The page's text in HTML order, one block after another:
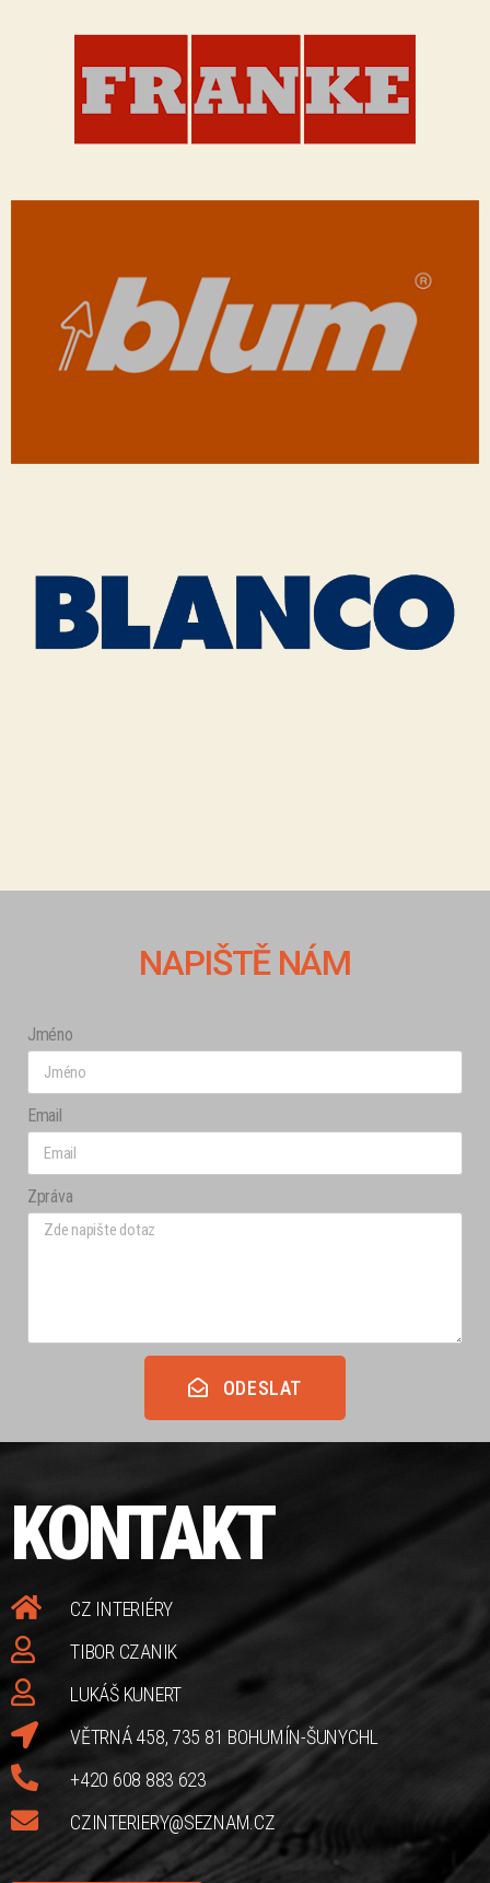
NAPIŠTĚ NÁM
Jméno
Email
Zpráva
ODESLAT
KONTAKT
CZ INTERIÉRY
TIBOR CZANIK
LUKÁŠ KUNERT
VĚTRNÁ 458, 735 81 BOHUMÍN-ŠUNYCHL
+420 608 883 623
CZINTERIERY@SEZNAM.CZ